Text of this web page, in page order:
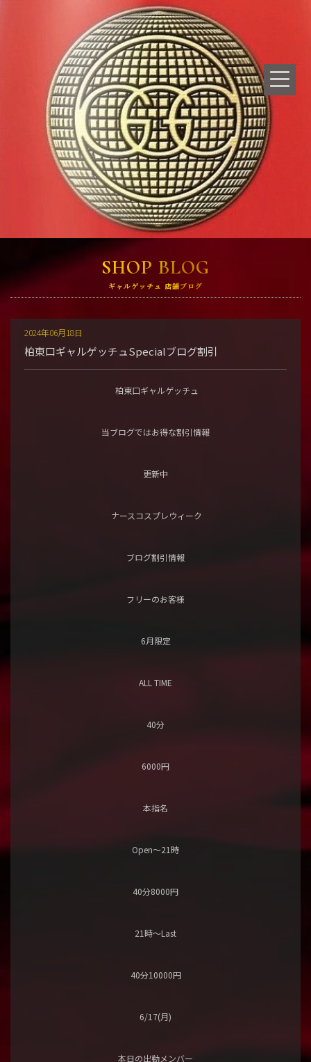
SHOP BLOG
ギャルゲッチュ 店舗ブログ
柏東口ギャルゲッチュSpecialブログ割引
2024年06月18日
柏東口ギャルゲッチュ
当ブログではお得な割引情報
更新中
ナースコスプレウィーク
ブログ割引情報
フリーのお客様
6月限定
ALL TIME
40分
6000円
本指名
Open〜21時
40分8000円
21時〜Last
40分10000円
6/17(月)
本日の出勤メンバー